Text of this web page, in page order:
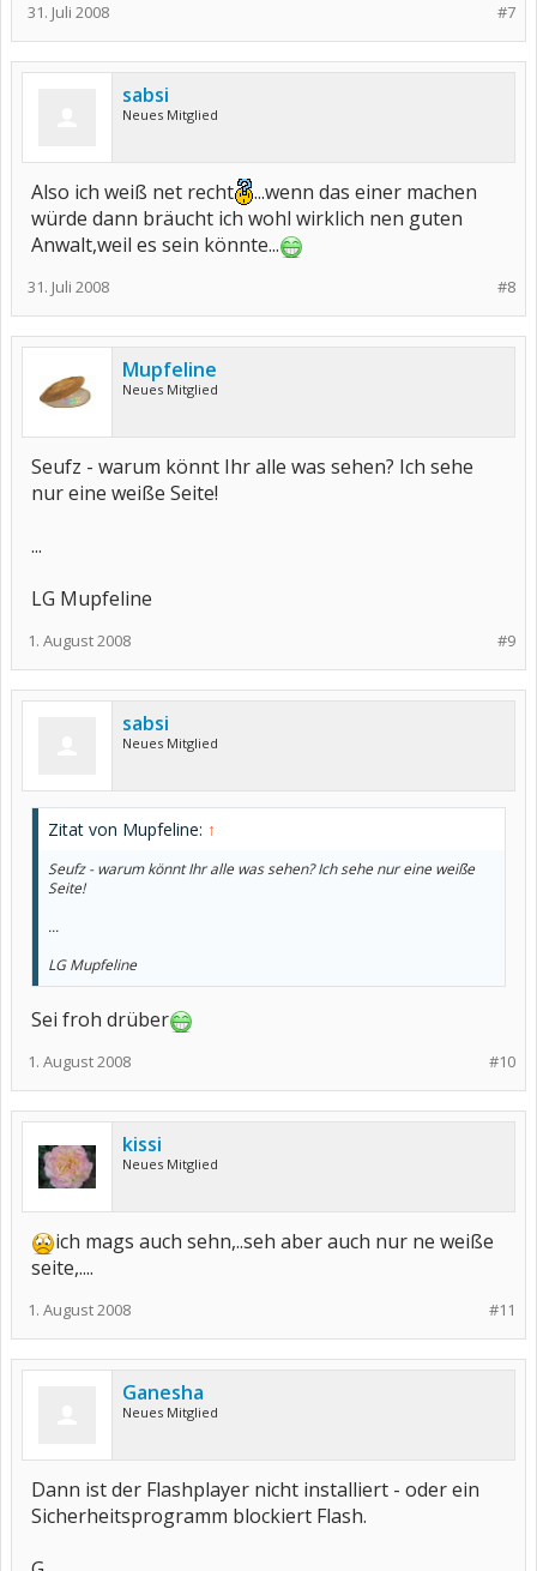
#7
31. Juli 2008
sabsi
Neues Mitglied
Also ich weiß net recht
...wenn das einer machen
würde dann bräucht ich wohl wirklich nen guten
Anwalt,weil es sein könnte...
#8
31. Juli 2008
Mupfeline
Neues Mitglied
Seufz - warum könnt Ihr alle was sehen? Ich sehe
nur eine weiße Seite!
...
LG Mupfeline
#9
1. August 2008
sabsi
Neues Mitglied
Zitat von Mupfeline: ↑
Seufz - warum könnt Ihr alle was sehen? Ich sehe nur eine weiße
Seite!
...
LG Mupfeline
Sei froh drüber
#10
1. August 2008
kissi
Neues Mitglied
ich mags auch sehn,..seh aber auch nur ne weiße
seite,....
#11
1. August 2008
Ganesha
Neues Mitglied
Dann ist der Flashplayer nicht installiert - oder ein
Sicherheitsprogramm blockiert Flash.